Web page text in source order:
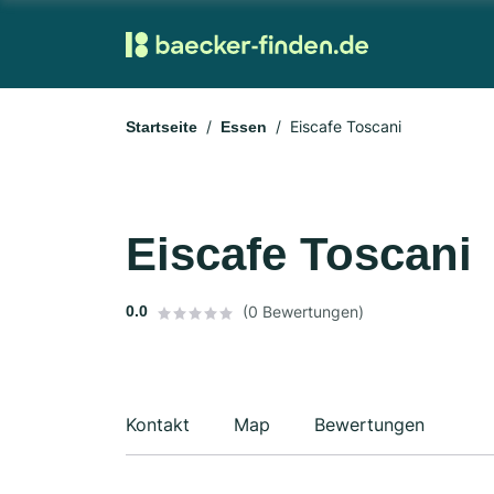
Startseite Essen Eiscafe Toscani
Eiscafe Toscani
0.0 (0 Bewertungen)
Kontakt Map Bewertungen